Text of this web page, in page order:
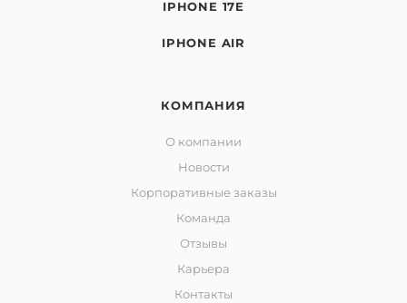
IPHONE 17E
IPHONE AIR
КОМПАНИЯ
О компании
Новости
Корпоративные заказы
Команда
Отзывы
Карьера
Контакты